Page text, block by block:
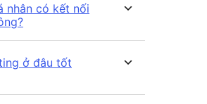
nhân có kết nối
ở đâu tốt